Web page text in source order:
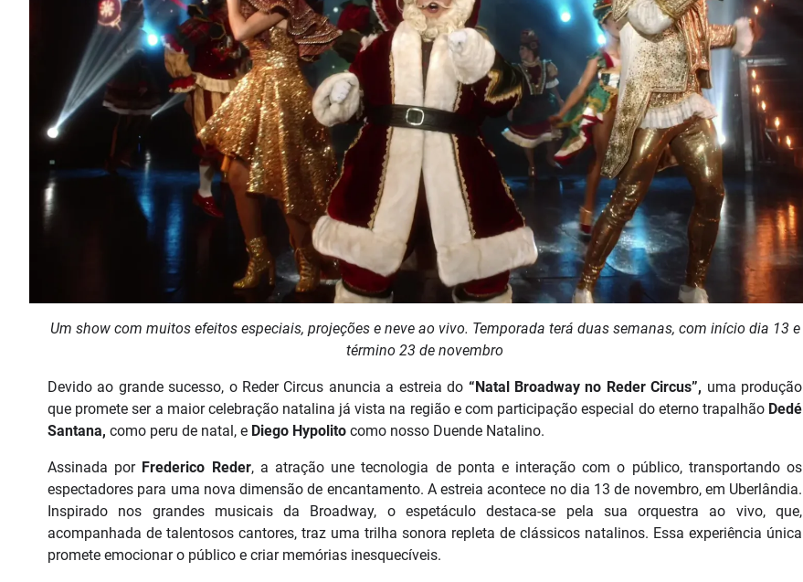
Um show com muitos efeitos especiais, projeções e neve ao vivo. Temporada terá duas semanas, com início dia 13 e
término 23 de novembro
Devido ao grande sucesso, o Reder Circus anuncia a estreia do “Natal Broadway no Reder Circus”, uma produção
que promete ser a maior celebração natalina já vista na região e com participação especial do eterno trapalhão Dedé
Santana, como peru de natal, e Diego Hypolito como nosso Duende Natalino.
Assinada por Frederico Reder, a atração une tecnologia de ponta e interação com o público, transportando os
espectadores para uma nova dimensão de encantamento. A estreia acontece no dia 13 de novembro, em Uberlândia.
Inspirado nos grandes musicais da Broadway, o espetáculo destaca-se pela sua orquestra ao vivo, que,
acompanhada de talentosos cantores, traz uma trilha sonora repleta de clássicos natalinos. Essa experiência única
promete emocionar o público e criar memórias inesquecíveis.